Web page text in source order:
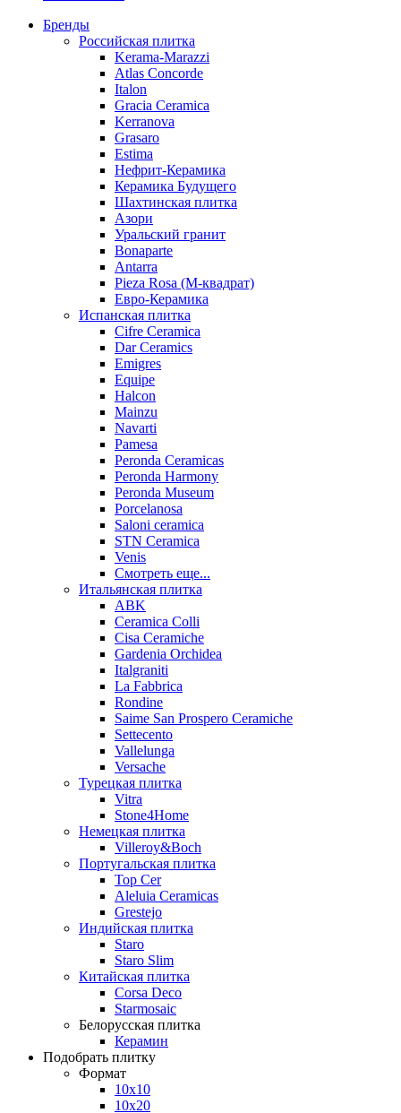
Бренды
Российская плитка
Kerama-Marazzi
Atlas Concorde
Italon
Gracia Ceramica
Kerranova
Grasaro
Estima
Нефрит-Керамика
Керамика Будущего
Шахтинская плитка
Азори
Уральский гранит
Bonaparte
Antarra
Pieza Rosa (М-квадрат)
Евро-Керамика
Испанская плитка
Cifre Ceramica
Dar Ceramics
Emigres
Equipe
Halcon
Mainzu
Navarti
Pamesa
Peronda Ceramicas
Peronda Harmony
Peronda Museum
Porcelanosa
Saloni ceramica
STN Ceramica
Venis
Смотреть еще...
Итальянская плитка
ABK
Ceramica Colli
Cisa Ceramiche
Gardenia Orchidea
Italgraniti
La Fabbrica
Rondine
Saime San Prospero Ceramiche
Settecento
Vallelunga
Versache
Турецкая плитка
Vitra
Stone4Home
Немецкая плитка
Villeroy&Boch
Португальская плитка
Top Cer
Aleluia Ceramicas
Grestejo
Индийская плитка
Staro
Staro Slim
Китайская плитка
Corsa Deco
Starmosaic
Белорусская плитка
Керамин
Подобрать плитку
Формат
10x10
10x20